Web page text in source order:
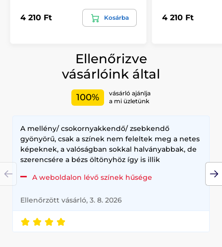
4 210 Ft Kosárba 4 210 Ft
Ellenőrizve
vásárlóink által
100%
vásárló ajánlja
a mi üzletünk
A mellény/ csokornyakkendő/ zsebkendő
gyönyörű, csak a színek nem feleltek meg a netes
képeknek, a valóságban sokkal halványabbak, de
szerencsére a bézs öltönyhöz így is illik
A weboldalon lévő színek hűsége
Ellenőrzött vásárló, 3. 8. 2026